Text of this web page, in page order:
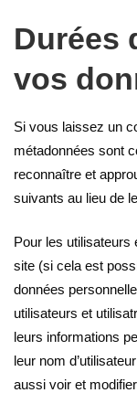
Durées
vos
Si vous laissez un
métadonnées sont
reconnaître et
suivants au lieu de
Pour les utilisateurs
site (si cela est
données
utilisateurs et
leurs informations
leur nom
aussi voir et